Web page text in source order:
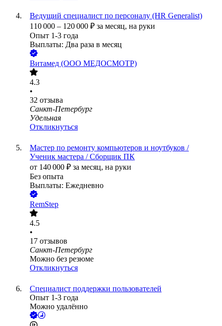
Ведущий специалист по персоналу (HR Generalist)
110 000 – 120 000 ₽ за месяц, на руки
Опыт 1-3 года
Выплаты: Два раза в месяц
Витамед (ООО МЕДОСМОТР)
4.3
•
32 отзыва
Санкт-Петербург
Удельная
Откликнуться
Мастер по ремонту компьютеров и ноутбуков /
Ученик мастера / Сборщик ПК
от 140 000 ₽ за месяц, на руки
Без опыта
Выплаты: Ежедневно
RemStep
4.5
•
17 отзывов
Санкт-Петербург
Можно без резюме
Откликнуться
Специалист поддержки пользователей
Опыт 1-3 года
Можно удалённо